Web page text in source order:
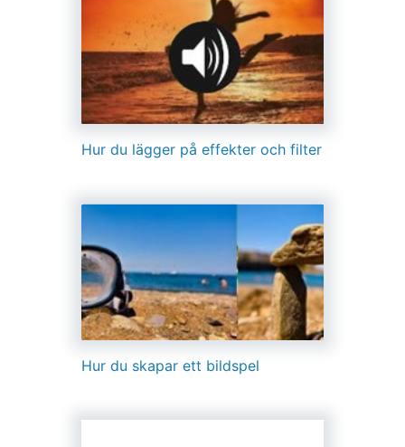
Hur du lägger på effekter och filter
Hur du skapar ett bildspel